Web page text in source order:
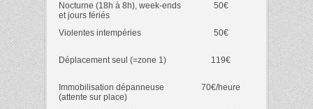
Nocturne (18h à 8h), week-ends
et jours fériés
50€
Violentes intempéries 50€
Déplacement seul (=zone 1) 119€
Immobilisation dépanneuse
(attente sur place)
70€/heure